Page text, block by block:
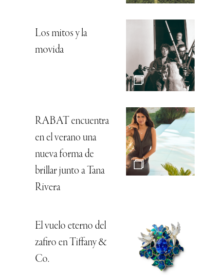
Los mitos y la
movida
RABAT encuentra
en el verano una
nueva forma de
brillar junto a Tana
Rivera
El vuelo eterno del
zafiro en Tiffany &
Co.